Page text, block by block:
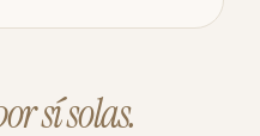
sí solas.